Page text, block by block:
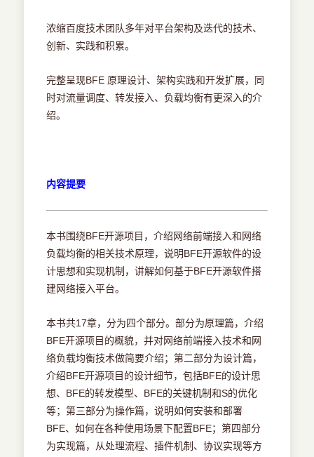
浓缩百度技术团队多年对平台架构及迭代的技术、
创新、实践和积累。
完整呈现BFE 原理设计、架构实践和开发扩展，同
时对流量调度、转发接入、负载均衡有更深入的介
绍。
内容提要
本书围绕BFE开源项目，介绍网络前端接入和网络
负载均衡的相关技术原理，说明BFE开源软件的设
计思想和实现机制，讲解如何基于BFE开源软件搭
建网络接入平台。
本书共17章，分为四个部分。部分为原理篇，介绍
BFE开源项目的概貌，并对网络前端接入技术和网
络负载均衡技术做简要介绍；第二部分为设计篇，
介绍BFE开源项目的设计细节，包括BFE的设计思
想、BFE的转发模型、BFE的关键机制和S的优化
等；第三部分为操作篇，说明如何安装和部署
BFE、如何在各种使用场景下配置BFE；第四部分
为实现篇，从处理流程、插件机制、协议实现等方